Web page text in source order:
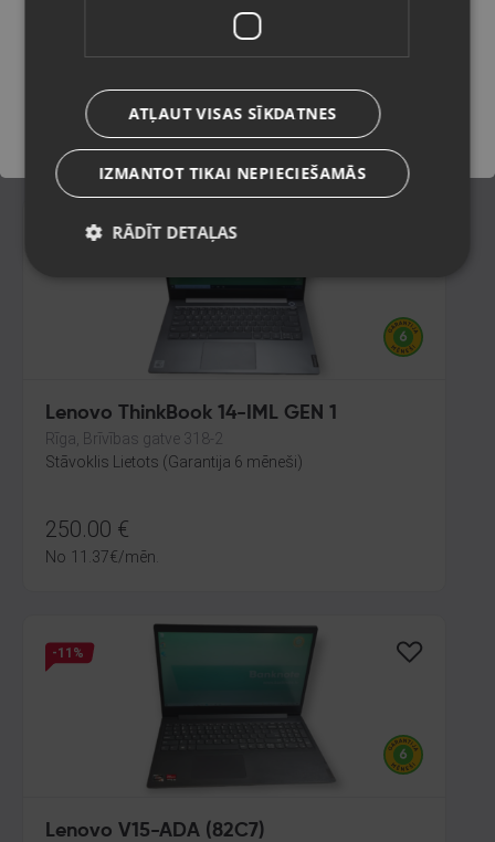
Stāvoklis Ilgstoši lietots (Garantija 14 dienas)
75.00
3.41€/mēn.
Lenovo ThinkBook 14-IML GEN 1
Rīga, Brīvības gatve 318-2
Stāvoklis Lietots (Garantija 6 mēneši)
250.00 €
No 11.37€/mēn.
-11%
Lenovo V15-ADA (82C7)
Saglabāt
ATĻAUT VISAS SĪKDATNES
IZMANTOT TIKAI NEPIECIEŠAMĀS
RĀDĪT DETAĻAS